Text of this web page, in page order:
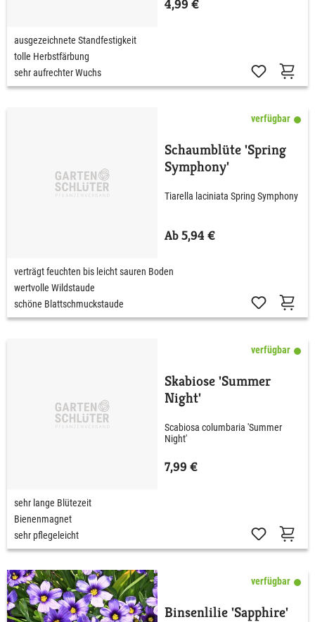
4,99 €
ausgezeichnete Standfestigkeit
tolle Herbstfärbung
sehr aufrechter Wuchs
verfügbar
Schaumblüte 'Spring
Symphony'
Tiarella laciniata Spring Symphony
Ab 5,94 €
verträgt feuchten bis leicht sauren Boden
wertvolle Wildstaude
schöne Blattschmuckstaude
verfügbar
Skabiose 'Summer
Night'
Scabiosa columbaria 'Summer
Night'
7,99 €
sehr lange Blütezeit
Bienenmagnet
sehr pflegeleicht
verfügbar
Binsenlilie 'Sapphire'